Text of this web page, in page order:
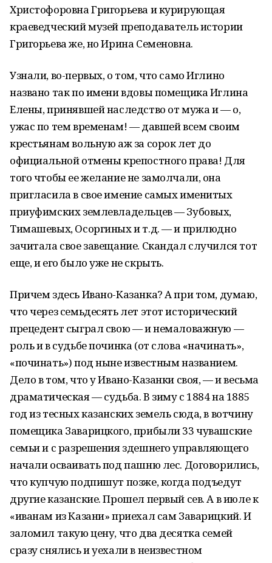
Христофоровна Григорьева и курирующая
краеведческий музей преподаватель истории
Григорьева же, но Ирина Семеновна.
Узнали, во-первых, о том, что само Иглино
названо так по имени вдовы помещика Иглина
Елены, принявшей наследство от мужа и — о,
ужас по тем временам! — давшей всем своим
крестьянам вольную аж за сорок лет до
официальной отмены крепостного права! Для
того чтобы ее желание не замолчали, она
пригласила в свое имение самых именитых
приуфимских землевладельцев — Зубовых,
Тимашевых, Осоргиных и т.д. — и прилюдно
зачитала свое завещание. Скандал случился тот
еще, и его было уже не скрыть.
Причем здесь Ивано-Казанка? А при том, думаю,
что через семьдесять лет этот исторический
прецедент сыграл свою — и немаловажную —
роль и в судьбе починка (от слова «начинать»,
«починать») под ныне известным названием.
Дело в том, что у Ивано-Казанки своя, — и весьма
драматическая — судьба. В зиму с 1884 на 1885
год из тесных казанских земель сюда, в вотчину
помещика Заварицкого, прибыли 33 чувашские
семьи и с разрешения здешнего управляющего
начали осваивать под пашню лес. Договорились,
что купчую подпишут позже, когда подъедут
другие казанские. Прошел первый сев. А в июле к
«иванам из Казани» приехал сам Заварицкий. И
заломил такую цену, что два десятка семей
сразу снялись и уехали в неизвестном